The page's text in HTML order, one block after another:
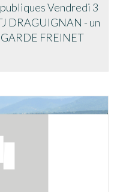
Vendredi 3
DRAGUIGNAN - un
FREINET